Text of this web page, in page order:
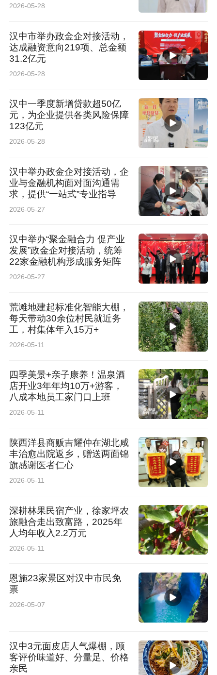
2026-05-28
汉中市举办政金企对接活动，
达成融资意向219项、总金额
31.2亿元
2026-05-28
汉中一季度新增贷款超50亿
元，为企业提供各类风险保障
123亿元
2026-05-28
汉中举办政金企对接活动，企
业与金融机构面对面沟通需
求，提供“一站式”专业指导
2026-05-27
汉中举办“聚金融合力 促产业
发展”政金企对接活动，统筹
22家金融机构形成服务矩阵
2026-05-27
荒滩地建起标准化智能大棚，
每天带动30余位村民就近务
工，村集体年入15万+
2026-05-11
四季美景+亲子康养！温泉酒
店开业3年年均10万+游客，
八成本地员工家门口上班
2026-05-11
陕西洋县商贩吉耀仲在湖北咸
丰治愈出院返乡，赠送两面锦
旗感谢医者仁心
2026-05-11
深耕林果民宿产业，徐家坪农
旅融合走出致富路，2025年
人均年收入2.2万元
2026-05-11
恩施23家景区对汉中市民免
票
2026-05-07
汉中3元面皮店人气爆棚，顾
客评价味道好、分量足、价格
亲民